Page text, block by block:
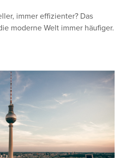
immer effizienter? Das
moderne Welt immer häufiger.